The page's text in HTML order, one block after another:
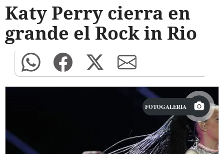
Katy Perry cierra en
grande el Rock in Rio
FOTOGALERÍA